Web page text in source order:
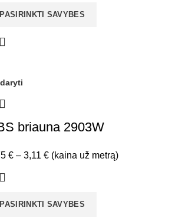
through
PASIRINKTI SAVYBES
briauna 2903W
€ – 3,11€Price
through
(kaina už metrą)
PASIRINKTI SAVYBES